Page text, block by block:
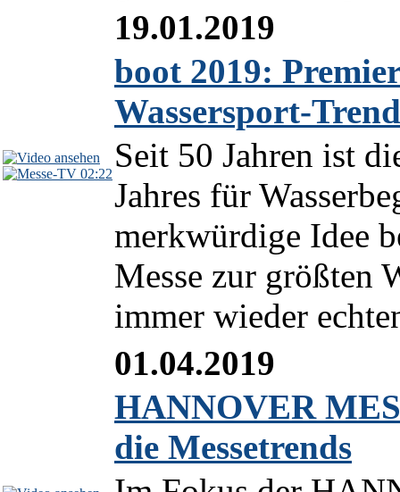
02:22
19.01.2019
boot 2019:
Wassersport-
Seit 50 Jahren ist
Jahres für
merkwürdige Idee
Messe zur größten
immer wieder
01.04.2019
HANNOVER
die Messetrends